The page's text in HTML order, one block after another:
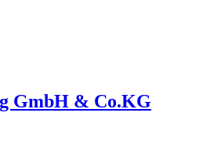
GmbH & Co.KG